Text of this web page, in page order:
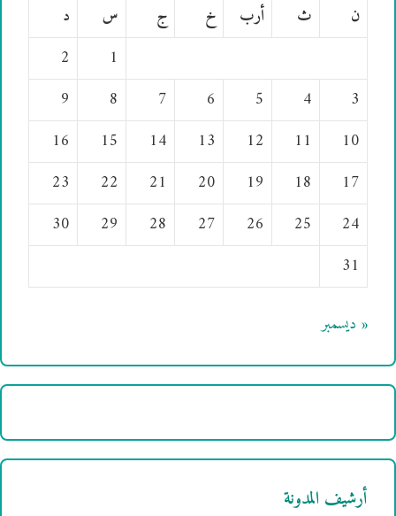
ن
ث أرب خ ج س
د
1
2
3
4
5
6
7
8
9
10
11
12
13
14
15
16
17
18
19
20
21
22
23
24
25
26
27
28
29
30
31
« ديسمبر
أرشيف المدونة